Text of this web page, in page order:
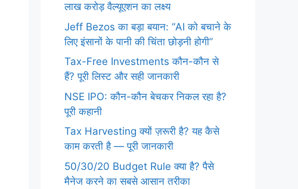
लाख करोड़ वैल्यूएशन का लक्ष्य
Jeff Bezos का बड़ा बयान: “AI को बचाने के
लिए इंसानों के पानी की चिंता छोड़नी होगी”
Tax-Free Investments कौन-कौन से
हैं? पूरी लिस्ट और सही जानकारी
NSE IPO: कौन-कौन बेचकर निकल रहा है?
पूरी कहानी
Tax Harvesting क्यों ज़रूरी है? यह कैसे
काम करती है — पूरी जानकारी
50/30/20 Budget Rule क्या है? पैसे
मैनेज करने का सबसे आसान तरीका